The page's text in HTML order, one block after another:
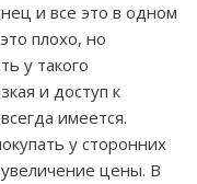
и все это в одном
плохо, но
у такого
и доступ к
имеется.
у сторонних
цены. В